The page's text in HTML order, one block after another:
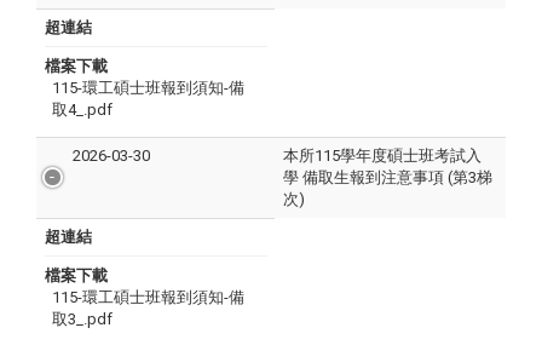
超連結
檔案下載
115-環工碩士班報到須知-備
取4_.pdf
2026-03-30
本所115學年度碩士班考試入
學 備取生報到注意事項 (第3梯
次)
超連結
檔案下載
115-環工碩士班報到須知-備
取3_.pdf